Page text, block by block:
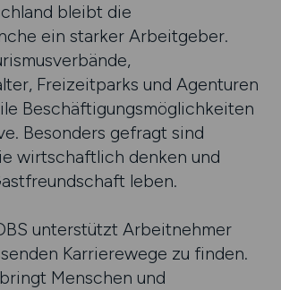
bleibt die
ein starker Arbeitgeber.
Freizeitparks und Agenturen
Beschäftigungsmöglichkeiten
Besonders gefragt sind
wirtschaftlich denken und
leben.
unterstützt Arbeitnehmer
Karrierewege zu finden.
Menschen und